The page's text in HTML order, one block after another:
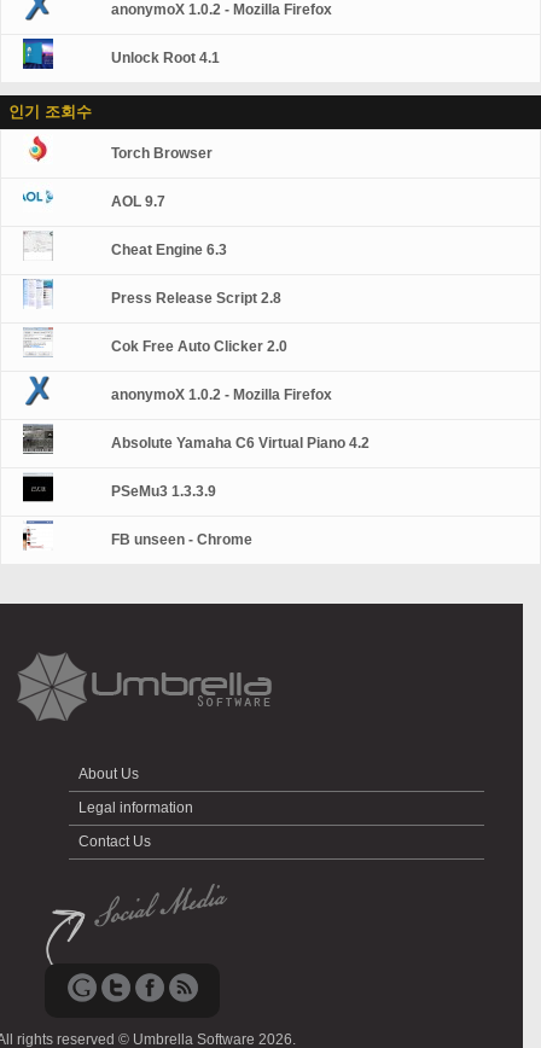
anonymoX 1.0.2 - Mozilla Firefox
Unlock Root 4.1
인기 조회수
Torch Browser
AOL 9.7
Cheat Engine 6.3
Press Release Script 2.8
Cok Free Auto Clicker 2.0
anonymoX 1.0.2 - Mozilla Firefox
Absolute Yamaha C6 Virtual Piano 4.2
PSeMu3 1.3.3.9
FB unseen - Chrome
About Us
Legal information
Contact Us
rights reserved © Umbrella Software 2026.